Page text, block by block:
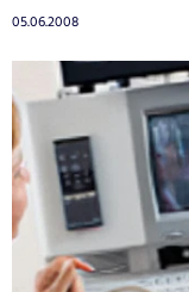
05.06.2008